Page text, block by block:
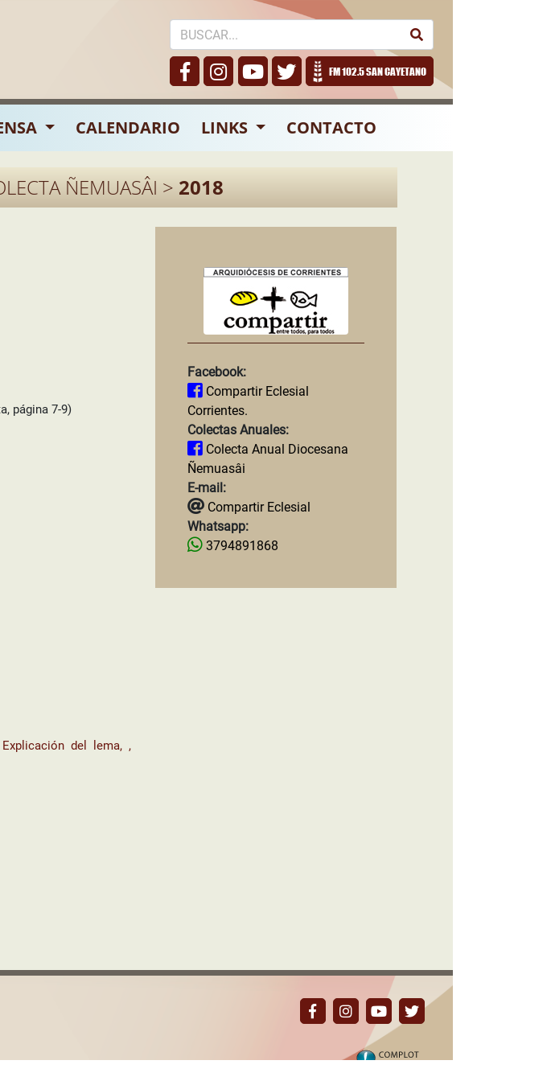
FM 102.5 SAN CAYETANO
CALENDARIO LINKS CONTACTO
ÑEMUASÂI > 2018
página 7-9)
del lema, ,
Facebook:
Compartir Eclesial
Corrientes.
Colectas Anuales:
Colecta Anual Diocesana
Ñemuasâi
E-mail:
Compartir Eclesial
Whatsapp:
3794891868